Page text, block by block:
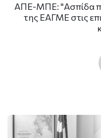
ΑΠΕ-ΜΠΕ: "Ασπίδα
της ΕΑΓΜΕ στις